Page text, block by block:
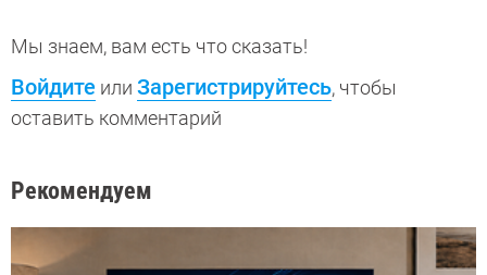
Мы знаем, вам есть что сказать!
Войдите или Зарегистрируйтесь, чтобы
оставить комментарий
Рекомендуем